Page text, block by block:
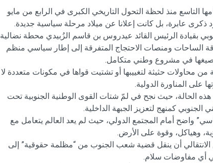
منذ لحظة التحول التاريخي الكبرى في الرابع من مايو
بقيادة الرئيس القائد عيدروس بن قاسم الزُبيدي محطة نضالية
الساحات ومنصات الاحتجاج المتفرقة إلى إطار سياسي منظم
في مشروع وطني متكامل.
الجنوبية من محاولات حثيثة لتغييبها أو تشتيت قواها في مكونات متعددة لا
على المناورة الدولية.
الحالة، حيث نجح في لمّ شتات القوى الوطنية الجنوبية تحت
الجنوبي كمنهج لتعزيز الجبهة الداخلية.
واضح أمام المجتمع الدولي، حيث لم يعد العالم يتعامل مع
وهياكل، وقوة على الأرض.
أن ينقل قضية شعب الجنوب من “مظلمة حقوقية” إلى
أي مفاوضات سلام.